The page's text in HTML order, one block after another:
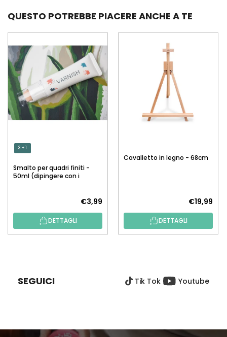
QUESTO POTREBBE PIACERE ANCHE A TE
3 + 1
Smalto per quadri finiti -
50ml (dipingere con i
€3,99
DETTAGLI
Cavalletto in legno - 68cm
€19,99
DETTAGLI
G
SEGUICI Tik Tok Youtube